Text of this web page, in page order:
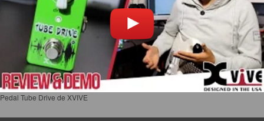
Pedal Tube Drive de XVIVE